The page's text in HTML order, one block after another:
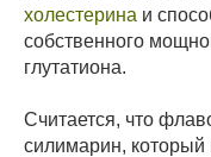
холестерина и
собственного
глутатиона.
Считается, что
силимарин, который